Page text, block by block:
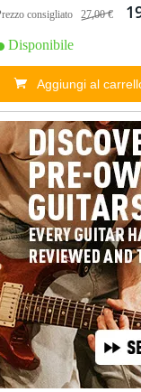
consigliato 27,00 €
Disponibile
Aggiungi al